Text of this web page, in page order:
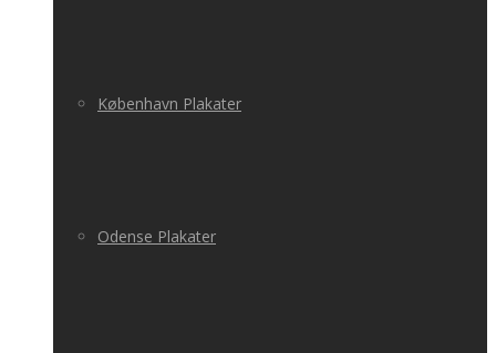
København Plakater
Odense Plakater